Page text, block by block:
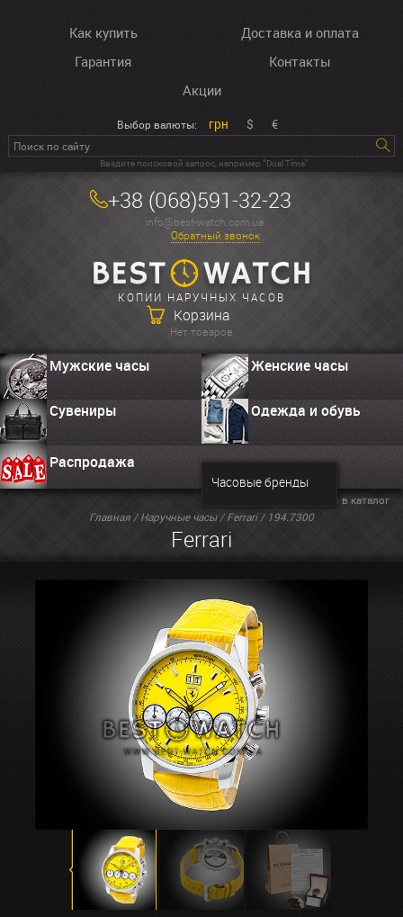
Как купить
Доставка и оплата
Гарантия
Контакты
Акции
Выбор валюты: грн $ €
Введите поисковой запрос, например “Dual Time”
+38 (068)591-32-23
info@best-watch.com.ua
Обратный звонок
КОПИИ НАРУЧНЫХ ЧАСОВ
Корзина
Нет товаров
Мужские часы Женские часы
Сувениры Одежда и обувь
Распродажа
Часовые бренды
Главная /Наручные часы/Ferrari/ 194.7300
Ferrari
Вернуться в каталог